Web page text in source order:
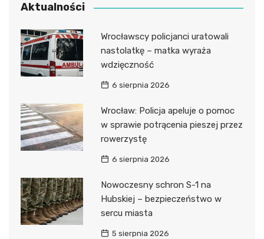
Aktualności
Wrocławscy policjanci uratowali
nastolatkę – matka wyraża
wdzięczność
6 sierpnia 2026
Wrocław: Policja apeluje o pomoc
w sprawie potrącenia pieszej przez
rowerzystę
6 sierpnia 2026
Nowoczesny schron S-1 na
Hubskiej – bezpieczeństwo w
sercu miasta
5 sierpnia 2026